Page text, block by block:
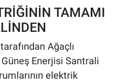
TAMAMI
Ağaçlı
Enerjisi Santrali
elektrik